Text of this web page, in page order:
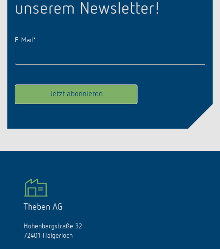
unserem Newsletter!
E-Mail *
Theben AG
Hohenbergstraße 32
72401 Haigerloch